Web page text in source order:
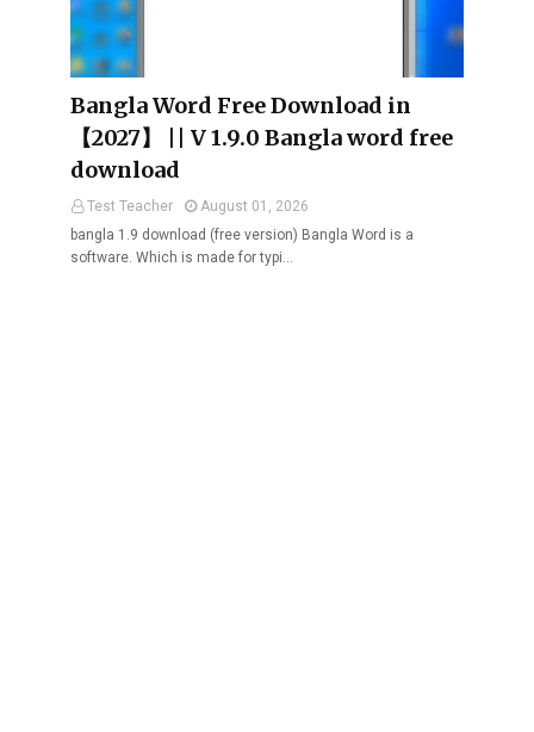
Bangla Word Free Download in
【2027】 || V 1.9.0 Bangla word free
download
Test Teacher
August 01, 2026
bangla 1.9 download (free version) Bangla Word is a
software. Which is made for typi…